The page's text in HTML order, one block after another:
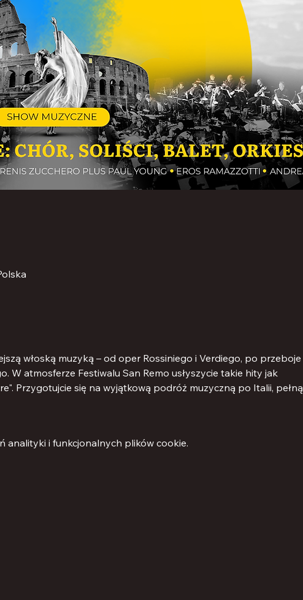
włoską muzyką – od oper Rossiniego i Verdiego, po przeboje
W atmosferze Festiwalu San Remo usłyszycie takie hity jak
Przygotujcie się na wyjątkową podróż muzyczną po Italii, pełną
analityki i funkcjonalnych plików cookie.